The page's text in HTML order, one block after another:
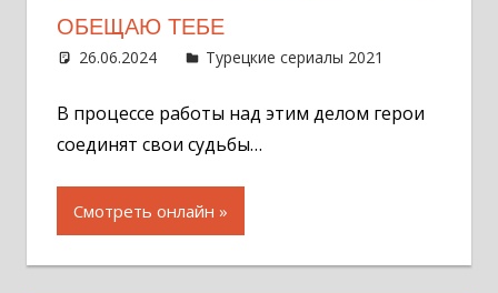
ОБЕЩАЮ ТЕБЕ
26.06.2024 Администратор
Турецкие сериалы 2021
В процессе работы над этим делом герои
соединят свои судьбы…
Смотреть онлайн